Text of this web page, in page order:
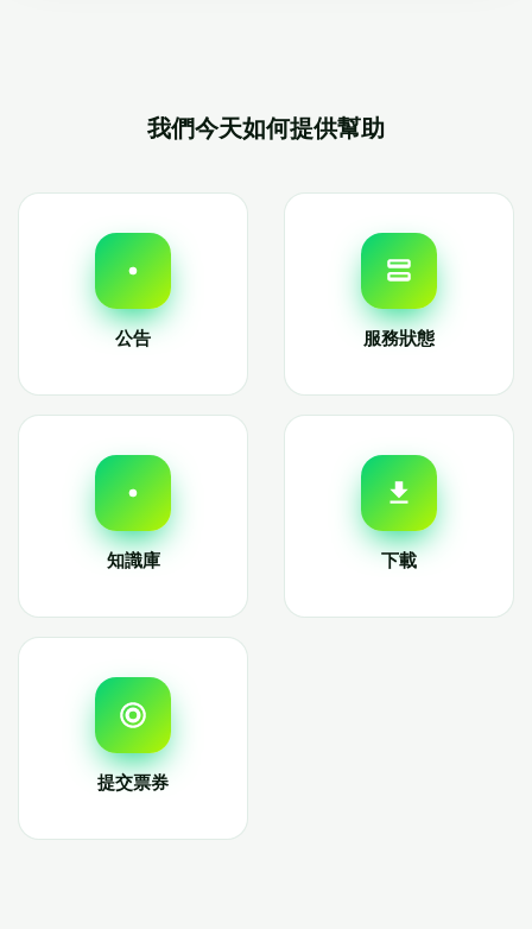
我們今天如何提供幫助
公告 服務狀態
知識庫 下載
提交票券